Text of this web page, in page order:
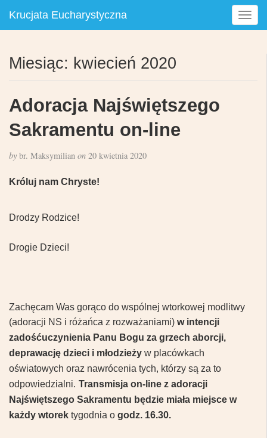
Krucjata Eucharystyczna
T
o
e
Miesiąc: kwiecień 2020
Adoracja Najświętszego
Sakramentu on-line
by br. Maksymilian on 20 kwietnia 2020
Króluj nam Chryste!
Drodzy Rodzice!
Drogie Dzieci!
Zachęcam Was gorąco do wspólnej wtorkowej modlitwy
(adoracji NS i różańca z rozważaniami) w intencji
zadośćuczynienia Panu Bogu za grzech aborcji,
deprawację dzieci i młodzieży w placówkach
oświatowych oraz nawrócenia tych, którzy są za to
odpowiedzialni. Transmisja on-line z adoracji
Najświętszego Sakramentu będzie miała miejsce w
każdy wtorek tygodnia o godz. 16.30.